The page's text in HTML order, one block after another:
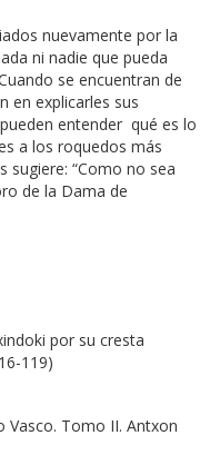
nuevamente por la
ni nadie que pueda
se encuentran de
en explicarles sus
entender qué es lo
a los roquedos más
sugiere: “Como no sea
de la Dama de
por su cresta
119)
Tomo II. Antxon